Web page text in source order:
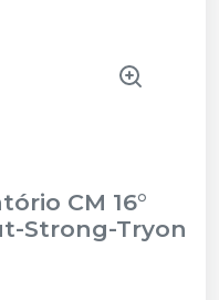
CM 16°
Strong-Tryon